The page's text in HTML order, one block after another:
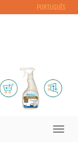
PORTUGUÊS
Toggle